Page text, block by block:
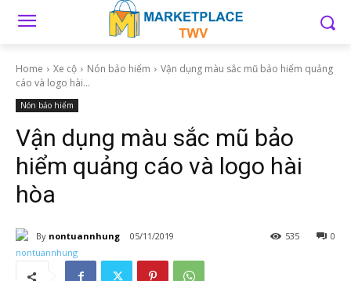
Home Xe cộ Nón bảo hiểm
Vận dụng màu sắc mũ bảo hiểm quảng
cáo và logo hài...
Nón bảo hiểm
Vận dụng màu sắc mũ bảo
hiểm quảng cáo và logo hài
hòa
By nontuannhung 05/11/2019 0
535